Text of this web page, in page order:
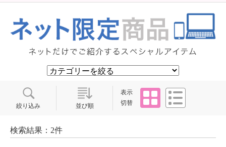
絞り込み 並び順
表示
切替
タイル
検索結果：2件